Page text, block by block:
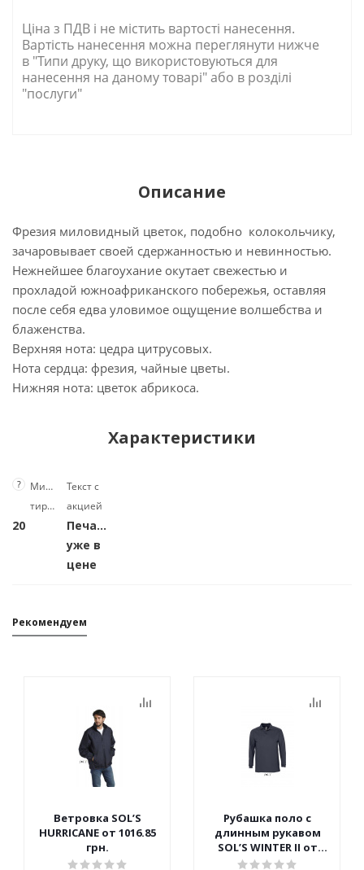
Ціна з ПДВ і не містить вартості нанесення.
Вартість нанесення можна переглянути нижче
в "Типи друку, що використовуються для
нанесення на даному товарі" або в розділі
"послуги"
Описание
Фрезия миловидный цветок, подобно колокольчику,
зачаровывает своей сдержанностью и невинностью.
Нежнейшее благоухание окутает свежестью и
прохладой южноафриканского побережья, оставляя
после себя едва уловимое ощущение волшебства и
блаженства.
Верхняя нота: цедра цитрусовых.
Нота сердца: фрезия, чайные цветы.
Нижняя нота: цветок абрикоса.
Характеристики
?
Минимальное
тираж
20
Текст с
акцией
Печать
уже в
цене
Рекомендуем
Ветровка SOL’S
HURRICANE от 1016.85
грн.
Рубашка поло с
длинным рукавом
SOL’S WINTER II от
562.10 грн.